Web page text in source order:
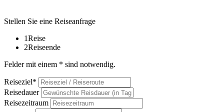
Stellen Sie eine Reiseanfrage
1Reise
2Reiseende
Felder mit einem * sind notwendig.
Reiseziel*
Reisedauer
Reisezeitraum